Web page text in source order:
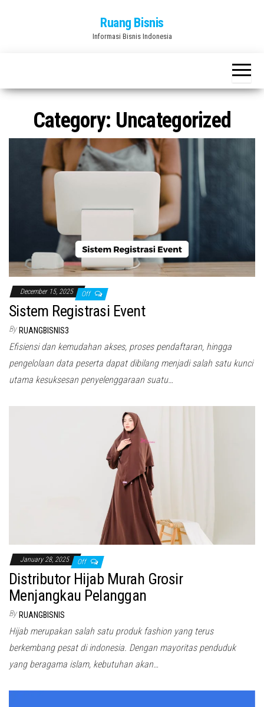
Ruang Bisnis
Informasi Bisnis Indonesia
Category: Uncategorized
December 15, 2025 Off
Sistem Registrasi Event
By RUANGBISNIS3
Efisiensi dan kemudahan akses, proses pendaftaran, hingga
pengelolaan data peserta dapat dibilang menjadi salah satu kunci
utama kesuksesan penyelenggaraan suatu…
January 28, 2025 Off
Distributor Hijab Murah Grosir
Menjangkau Pelanggan
By RUANGBISNIS
Hijab merupakan salah satu produk fashion yang terus
berkembang pesat di indonesia. Dengan mayoritas penduduk
yang beragama islam, kebutuhan akan…